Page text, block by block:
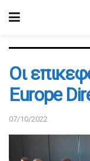
Οι
Europe
07/10/2022